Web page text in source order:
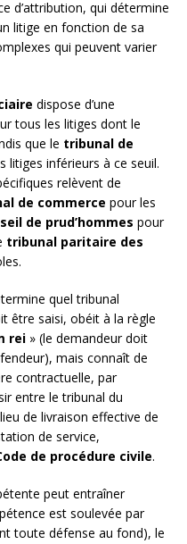
d’attribution, qui détermine
litige en fonction de sa
qui peuvent varier
dispose d’une
tous les litiges dont le
que le tribunal de
litiges inférieurs à ce seuil.
relèvent de
de commerce pour les
de prud’hommes pour
tribunal paritaire des
quel tribunal
être saisi, obéit à la règle
rei » (le demandeur doit
mais connaît de
contractuelle, par
entre le tribunal du
de livraison effective de
de service,
de procédure civile.
peut entraîner
est soulevée par
toute défense au fond), le